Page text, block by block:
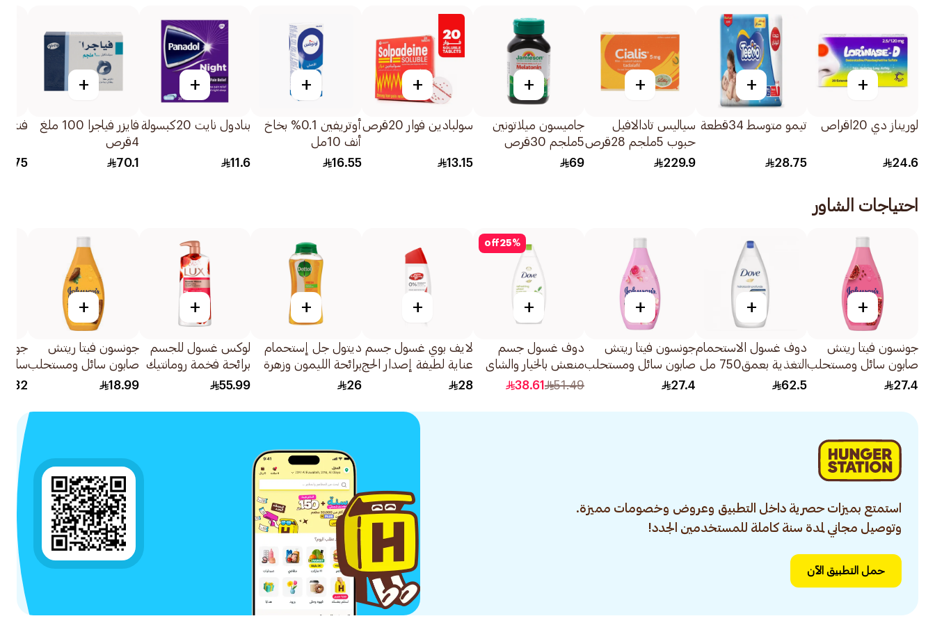
+
لوريناز دي 20اقراص
24.6
+
تيمو متوسط 34قطعة
28.75
+
سياليس تادالافيل
حبوب 5ملجم 28قرص
229.9
+
جاميسون ميلاتونين
5ملجم 30قرص
69
+
سولبادين فوار 20قرص
13.15
+
أوتريفين 0.1% بخاخ
أنف 10مل
16.55
+
بنادول نايت 20كبسولة
11.6
+
فايزر فياجرا 100 ملغ
4قرص
70.1
احتياجات الشاور
+
جونسون فيتا ريتش
صابون سائل ومستحلب
للاستحمام بخلاصة
27.4
+
دوف غسول الاستحمام
التغذية بعمق750 مل
62.5
+
جونسون فيتا ريتش
صابون سائل ومستحلب
للاستحمام بنسيم ماء
27.4
25%
off
+
دوف غسول جسم
منعش بالخيار والشاي
الأخضر 500مل
51.49
38.61
+
لايف بوي غسول جسم
عناية لطيفة إصدار الحج
300مل
28
+
ديتول جل إستحمام
برائحة الليمون وزهرة
البرتقال 500مل
26
+
لوكس غسول للجسم
برائحة فخمة رومانتيك
هيبيسكوس 700مل
55.99
+
جونسون فيتا ريتش
صابون سائل ومستحلب
للاستحمام بزبدة الكاكاو
18.99
سائل
32
استمتع بميزات حصرية داخل التطبيق وعروض وخصومات مميزة.
وتوصيل مجاني لمدة سنة كاملة للمستخدمين الجدد!
حمل التطبيق الآن